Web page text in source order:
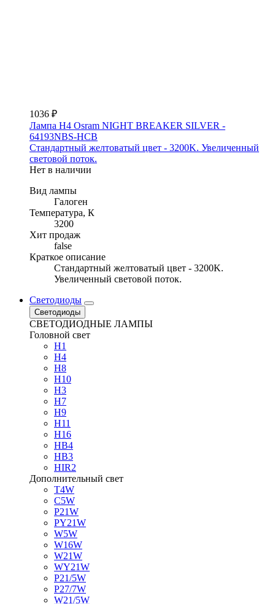
1036 ₽
Лампа H4 Osram NIGHT BREAKER SILVER -
64193NBS-HCB
Стандартный желтоватый цвет - 3200K. Увеличенный
световой поток.
Нет в наличии
Вид лампы
Галоген
Температура, К
3200
Хит продаж
false
Краткое описание
Стандартный желтоватый цвет - 3200K.
Увеличенный световой поток.
Светодиоды
Светодиоды
СВЕТОДИОДНЫЕ ЛАМПЫ
Головной свет
H1
H4
H8
H10
H3
H7
H9
H11
H16
HB4
HB3
HIR2
Дополнительный свет
T4W
C5W
P21W
PY21W
W5W
W16W
W21W
WY21W
P21/5W
P27/7W
W21/5W